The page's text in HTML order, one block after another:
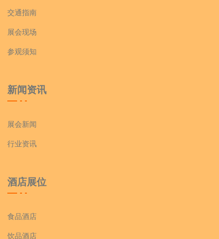
交通指南
展会现场
参观须知
新闻资讯
展会新闻
行业资讯
酒店展位
食品酒店
饮品酒店